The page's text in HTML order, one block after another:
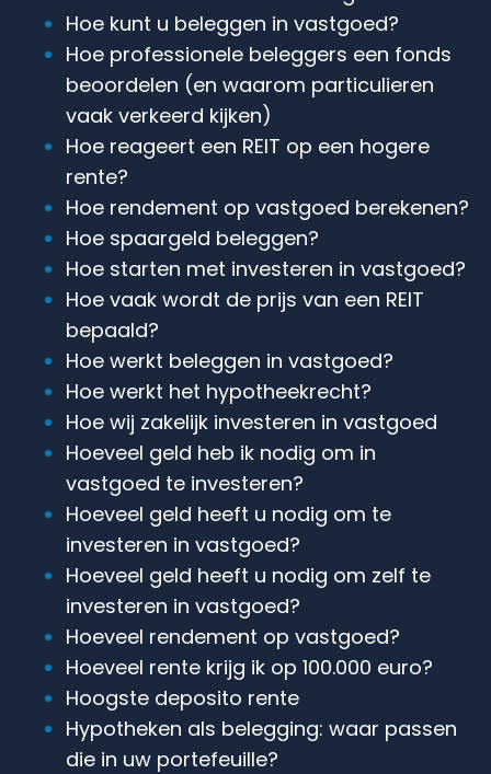
Hoe kunt u beleggen in vastgoed?
Hoe professionele beleggers een fonds
beoordelen (en waarom particulieren
vaak verkeerd kijken)
Hoe reageert een REIT op een hogere
rente?
Hoe rendement op vastgoed berekenen?
Hoe spaargeld beleggen?
Hoe starten met investeren in vastgoed?
Hoe vaak wordt de prijs van een REIT
bepaald?
Hoe werkt beleggen in vastgoed?
Hoe werkt het hypotheekrecht?
Hoe wij zakelijk investeren in vastgoed
Hoeveel geld heb ik nodig om in
vastgoed te investeren?
Hoeveel geld heeft u nodig om te
investeren in vastgoed?
Hoeveel geld heeft u nodig om zelf te
investeren in vastgoed?
Hoeveel rendement op vastgoed?
Hoeveel rente krijg ik op 100.000 euro?
Hoogste deposito rente
Hypotheken als belegging: waar passen
die in uw portefeuille?